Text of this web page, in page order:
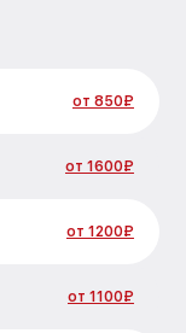
от 850₽
от 1600₽
от 1200₽
от 1100₽